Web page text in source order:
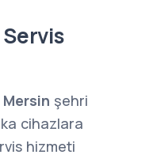
Mersin şehri
cihazlara
hizmeti